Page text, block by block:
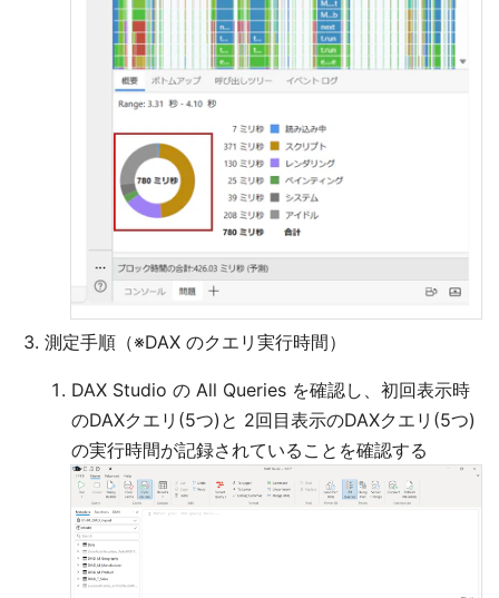
測定手順（※DAX のクエリ実行時間）
DAX Studio の All Queries を確認し、初回表示時
のDAXクエリ(5つ)と 2回目表示のDAXクエリ(5つ)
の実行時間が記録されていることを確認する